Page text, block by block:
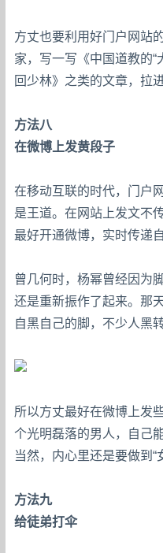
方丈也要利用好门户网站
家，写一写《中国道教的“
回少林》之类的文章，拉
方法八
在微博上发黄段子
在移动互联的时代，门户
是王道。在网站上发文不
最好开通微博，实时传递
曾几何时，杨幂曾经因为
还是重新振作了起来。那
自黑自己的脚，不少人黑转
所以方丈最好在微博上发
个光明磊落的男人，自己
当然，内心里还是要做到“
方法九
给徒弟打伞